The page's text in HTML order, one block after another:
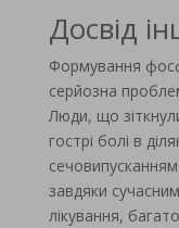
Досвід
Формування
серйозна
Люди, що
гострі болі в
завдяки
лікування,